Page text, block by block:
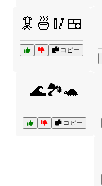
🦑🍜🥢🍱
コピー
🌊🏞️🐢
コピー